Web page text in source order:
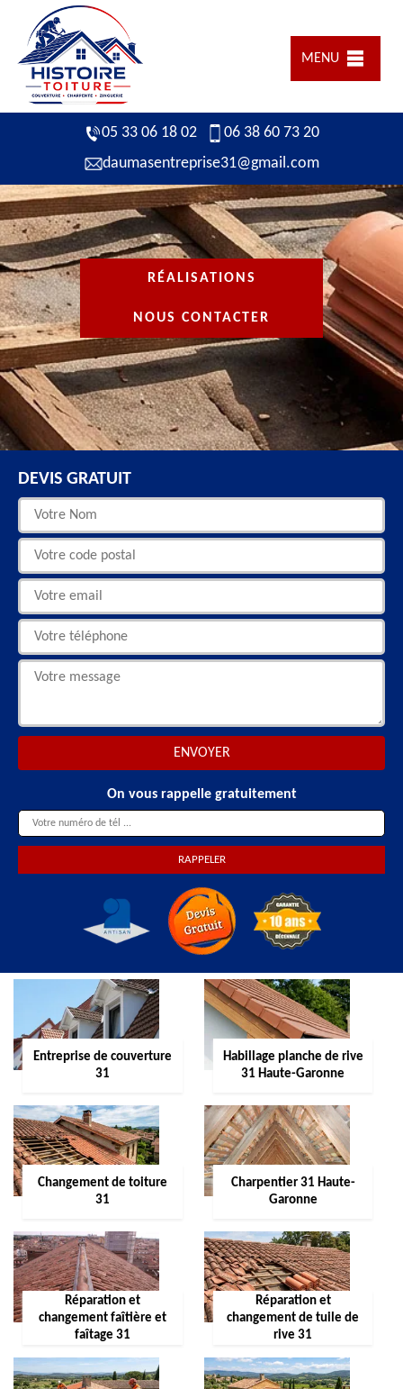
MENU
05 33 06 18 02
06 38 60 73 20
daumasentreprise31@gmail.com
RÉALISATIONS
NOUS CONTACTER
DEVIS GRATUIT
On vous rappelle gratuitement
Entreprise de couverture
31
Habillage planche de rive
31 Haute-Garonne
Changement de toiture
31
Charpentier 31 Haute-
Garonne
Réparation et
changement faîtière et
faîtage 31
Réparation et
changement de tuile de
rive 31